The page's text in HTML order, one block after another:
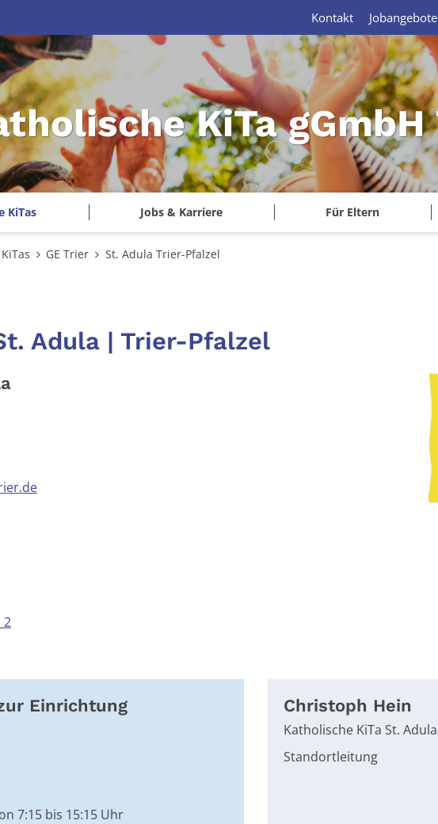
KiTa
KiTas Jobs & Karriere Für Eltern
Kontakt Jobangebote
GE Trier St. Adula Trier-Pfalzel
Adula | Trier-Pfalzel
2
Einrichtung
7:15 bis 15:15 Uhr
Christoph Hein
Katholische KiTa St. Adula
Standortleitung